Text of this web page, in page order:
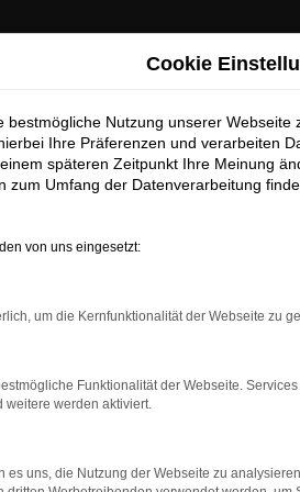
Cookie
bestmögliche Nutzung unserer
Ihre Präferenzen und verarbeiten
späteren Zeitpunkt Ihre Meinung
zum Umfang der Datenverarbeitung
von uns eingesetzt:
um die Kernfunktionalität der Webseite zu
Funktionalität der Webseite.
weitere werden aktiviert.
es uns, die Nutzung der Webseite zu